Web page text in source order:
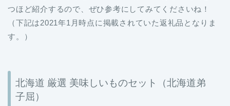
つほど紹介するので、ぜひ参考にしてみてくださいね！
（下記は2021年1月時点に掲載されていた返礼品となりま
す。）
北海道 厳選 美味しいものセット（北海道弟
子屈）